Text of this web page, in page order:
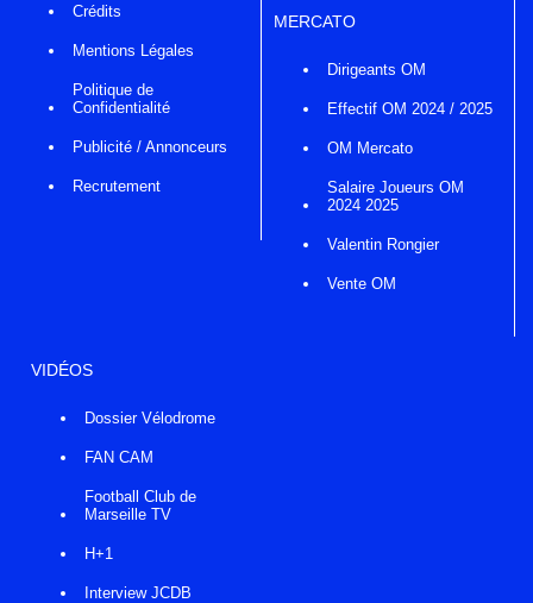
Crédits
Mentions Légales
Politique de
Confidentialité
Publicité / Annonceurs
Recrutement
MERCATO
Dirigeants OM
Effectif OM 2024 / 2025
OM Mercato
Salaire Joueurs OM
2024 2025
Valentin Rongier
Vente OM
VIDÉOS
Dossier Vélodrome
FAN CAM
Football Club de
Marseille TV
H+1
Interview JCDB